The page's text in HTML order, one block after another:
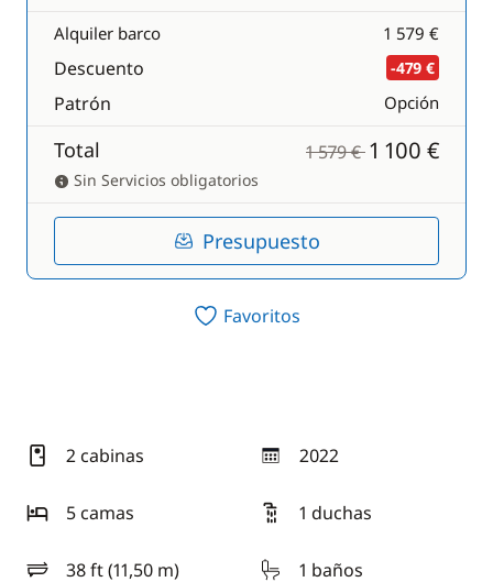
Alquiler barco 1 579 €
Descuento -479 €
Patrón Opción
Total 1 579 €1 100 €
Sin Servicios obligatorios
Presupuesto
Favoritos
2 cabinas 2022
año
5 camas
1 duchas
38 ft (11,50 m) 1 baños